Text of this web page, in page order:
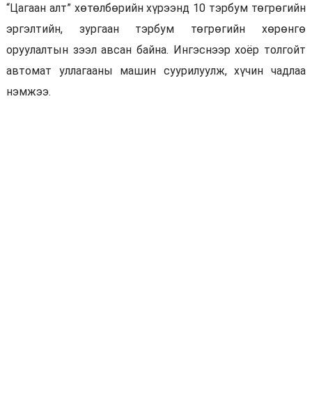
“Цагаан алт” хөтөлбөрийн хүрээнд 10 тэрбум төгрөгийн
эргэлтийн, зургаан тэрбум төгрөгийн хөрөнгө
оруулалтын зээл авсан байна. Ингэснээр хоёр толгойт
автомат уллагааны машин суурилуулж, хүчин чадлаа
нэмжээ.